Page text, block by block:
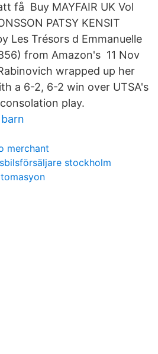
få Buy MAYFAIR UK Vol
PATSY KENSIT
Les Trésors d Emmanuelle
from Amazon's 11 Nov
wrapped up her
a 6-2, 6-2 win over UTSA's
play.
merchant
stockholm